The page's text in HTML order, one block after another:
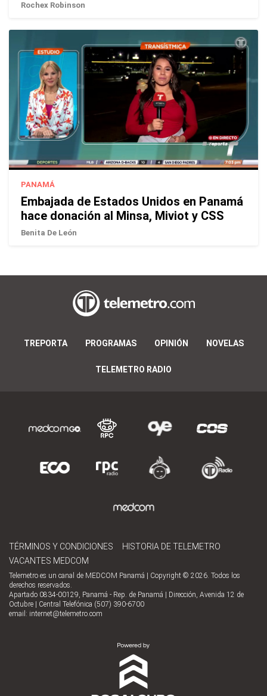
Rochex Robinson
PANAMÁ
Embajada de Estados Unidos en Panamá
hace donación al Minsa, Miviot y CSS
Benita De León
TREPORTA PROGRAMAS OPINIÓN NOVELAS
TELEMETRO RADIO
TÉRMINOS Y CONDICIONES
HISTORIA DE TELEMETRO
VACANTES MEDCOM
Telemetro es un canal de MEDCOM Panamá | Copyright © 2026. Todos los
derechos reservados.
Apartado 0834-00129, Panamá - Rep. de Panamá | Dirección, Avenida 12 de
Octubre | Central Telefónica (507) 390-6700
email: internet@telemetro.com